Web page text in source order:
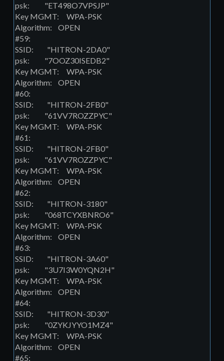
psk: "ET498O7VPSJP"
Key MGMT: WPA-PSK
Algorithm: OPEN
#59:
SSID: "HITRON-2DA0"
psk: "7OOZ30ISEDB2"
Key MGMT: WPA-PSK
Algorithm: OPEN
#60:
SSID: "HITRON-2FB0"
psk: "61VV7ROZZPYC"
Key MGMT: WPA-PSK
#61:
SSID: "HITRON-2FB0"
psk: "61VV7ROZZPYC"
Key MGMT: WPA-PSK
Algorithm: OPEN
#62:
SSID: "HITRON-3180"
psk: "068TCYXBNRO6"
Key MGMT: WPA-PSK
Algorithm: OPEN
#63:
SSID: "HITRON-3A60"
psk: "3U7I3W0YQN2H"
Key MGMT: WPA-PSK
Algorithm: OPEN
#64:
SSID: "HITRON-3D30"
psk: "0ZYKJYYO1MZ4"
Key MGMT: WPA-PSK
Algorithm: OPEN
#65: